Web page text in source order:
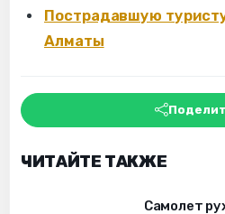
Пострадавшую
Алматы
ЧИТАЙТЕ ТАКЖЕ
Самолет